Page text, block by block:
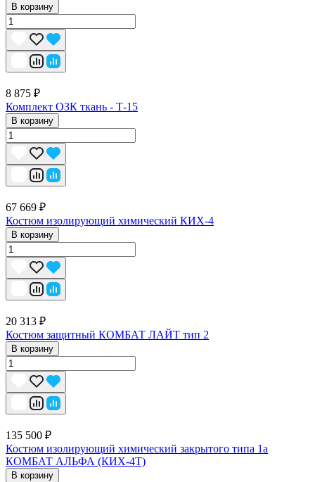
В корзину
8 875 ₽
Комплект ОЗК ткань - Т-15
В корзину
67 669 ₽
Костюм изолирующий химический КИХ-4
В корзину
20 313 ₽
Костюм защитный КОМБАТ ЛАЙТ тип 2
В корзину
135 500 ₽
Костюм изолирующий химический закрытого типа 1a
КОМБАТ АЛЬФА (КИХ-4Т)
В корзину